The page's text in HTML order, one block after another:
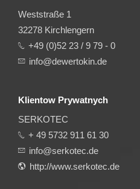
Weststraße 1
32278 Kirchlengern
+49 (0)52 23 / 9 79 - 0
info@dewertokin.de
Klientow Prywatnych
SERKOTEC
+ 49 5732 911 61 30
info@serkotec.de
http://www.serkotec.de